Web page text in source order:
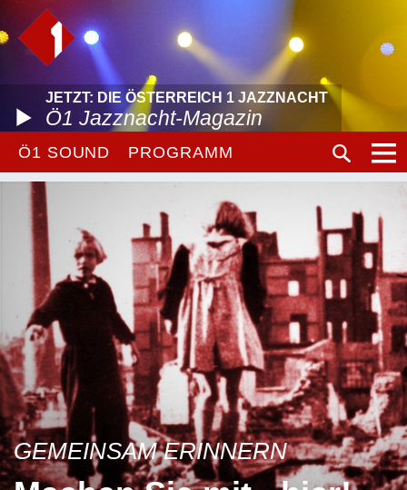
JETZT: DIE ÖSTERREICH 1 JAZZNACHT
Ö1 Jazznacht-Magazin
Ö1 SOUND PROGRAMM
GEMEINSAM ERINNERN